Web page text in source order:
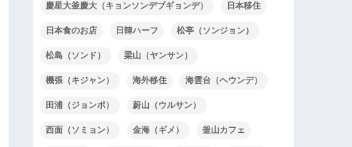
慶星大釜慶大（キョンソンデブギョンデ） 日本移住
日本食のお店 日韓ハーフ 松亭（ソンジョン）
松島（ソンド） 梁山（ヤンサン）
機張（キジャン） 海外移住 海雲台（ヘウンデ）
田浦（ジョンポ） 蔚山（ウルサン）
西面（ソミョン） 金海（ギメ） 釜山カフェ